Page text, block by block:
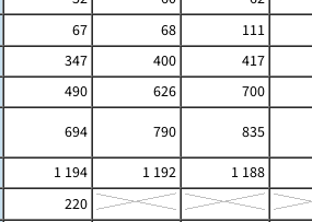
67 68
111
347 400
417
490 626
700
694 790
835
1 194 1 192
1 188
220